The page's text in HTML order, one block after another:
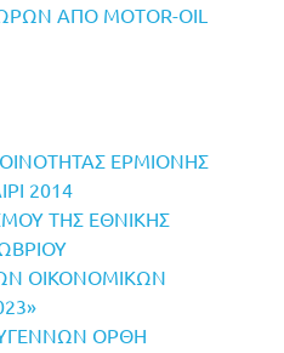
ΑΠΟ MOTOR-OIL
ΕΡΜΙΟΝΗΣ
2014
ΤΗΣ ΕΘΝΙΚΗΣ
ΟΙΚΟΝΟΜΙΚΩΝ
ΟΡΘΗ